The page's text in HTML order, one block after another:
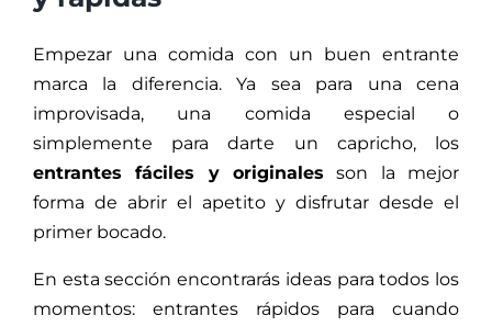
Empezar una comida con un buen entrante
marca la diferencia. Ya sea para una cena
improvisada, una comida especial o
simplemente para darte un capricho, los
entrantes fáciles y originales son la mejor
forma de abrir el apetito y disfrutar desde el
primer bocado.
En esta sección encontrarás ideas para todos los
momentos: entrantes rápidos para cuando